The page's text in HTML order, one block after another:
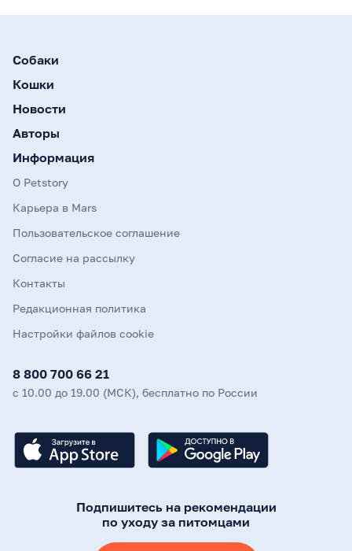
Собаки
Кошки
Новости
Авторы
Информация
О Petstory
Карьера в Mars
Пользовательское соглашение
Согласие на рассылку
Контакты
Редакционная политика
Настройки файлов cookie
8 800 700 66 21
с 10.00 до 19.00 (МСК), бесплатно по России
Подпишитесь на рекомендации
по уходу за питомцами